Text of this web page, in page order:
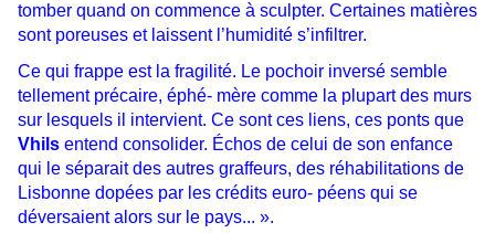
tomber quand on commence à sculpter. Certaines matières
sont poreuses et laissent l’humidité s’infiltrer.
Ce qui frappe est la fragilité. Le pochoir inversé semble
tellement précaire, éphé- mère comme la plupart des murs
sur lesquels il intervient. Ce sont ces liens, ces ponts que
Vhils entend consolider. Échos de celui de son enfance
qui le séparait des autres graffeurs, des réhabilitations de
Lisbonne dopées par les crédits euro- péens qui se
déversaient alors sur le pays... ».